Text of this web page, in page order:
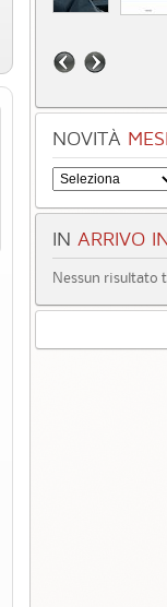
NOVITÀ
IN ARRIVO
Nessun risultato